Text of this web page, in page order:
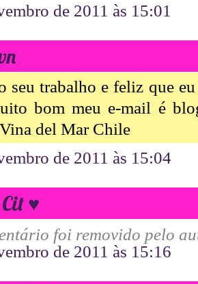
de 2011 às 15:01
seu trabalho e feliz que
bom meu e-mail é
del Mar Chile
de 2011 às 15:04
♥
foi removido pelo
de 2011 às 15:16